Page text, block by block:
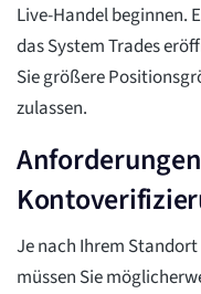
Live-Handel beginnen.
das System Trades
Sie größere
zulassen.
Je nach Ihrem
müssen Sie